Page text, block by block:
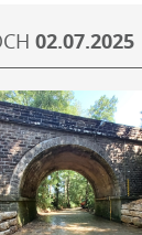
02.07.2025